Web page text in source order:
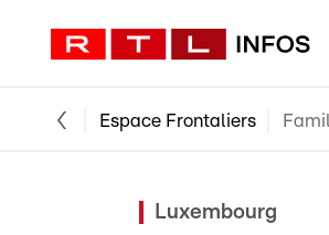
Espace Frontaliers
Luxembourg